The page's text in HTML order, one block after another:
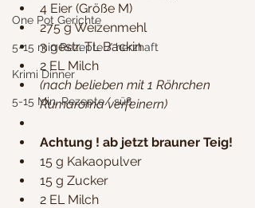
One Pot Gerichte
5-15 min Rezepte / herzhaft
Krimi Dinner
5-15 Min. Rezepte/ süß
4 Eier (Größe M)
275 g Weizenmehl
3 gestr. TL Backin
2 EL Milch
(nach belieben mit 1 Röhrchen
Rumaroma verfeinern)
Achtung ! ab jetzt brauner Teig!
15 g Kakaopulver
15 g Zucker
2 EL Milch